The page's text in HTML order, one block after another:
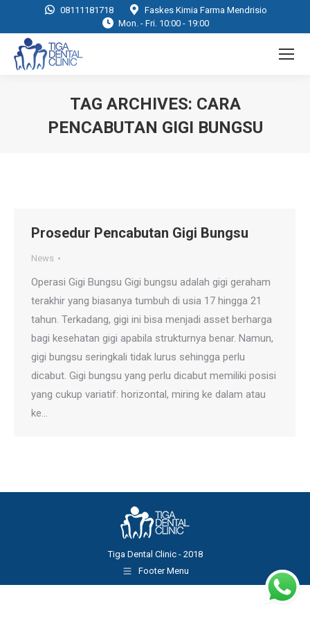
08111181718
Faskes Kimia Farma Mendrisio
Mon. - Fri. 10:00 - 19:00
TAG ARCHIVES: CARA
PENCABUTAN GIGI BUNGSU
Prosedur Pencabutan Gigi Bungsu
News
Operasi Gigi Bungsu Gigi bungsu adalah gigi geraham
terakhir yang biasanya tumbuh di usia 17 hingga 21
tahun. Terkadang, gigi ini bisa menjadi asset berharga
bagi kesehatan gigi apabila strukturnya benar. Namun,
gigi bungsu seringkali tidak lurus sehingga perlu
dicabut. Gigi bungsu yang perlu dicabut memiliki posisi
yang cukup variatif: horizontal, miring ke dalam atau
ke…
Tiga Dental Clinic - 2018
Footer Menu